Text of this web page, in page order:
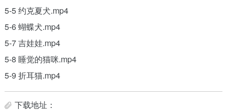
5-5 约克夏犬.mp4
5-6 蝴蝶犬.mp4
5-7 吉娃娃.mp4
5-8 睡觉的猫咪.mp4
5-9 折耳猫.mp4
下载地址：